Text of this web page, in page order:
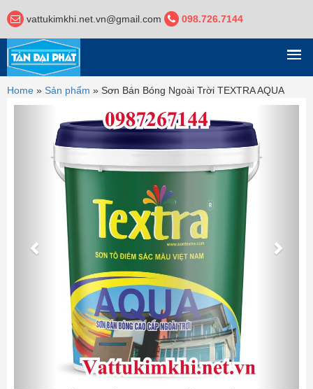
vattukimkhi.net.vn@gmail.com 098.726.7144
DANH MỤC
Home » Sản phẩm » Sơn Bán Bóng Ngoài Trời TEXTRA AQUA